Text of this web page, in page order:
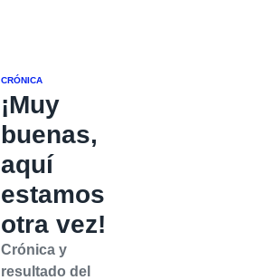
CRÓNICA
¡Muy
buenas,
aquí
estamos
otra vez!
Crónica y
resultado del